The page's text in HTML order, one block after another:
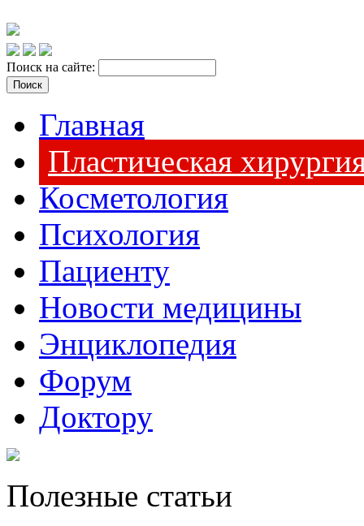
Поиск на сайте:
Главная
Пластическая
Косметология
Психология
Пациенту
Новости медицины
Энциклопедия
Форум
Доктору
Полезные статьи